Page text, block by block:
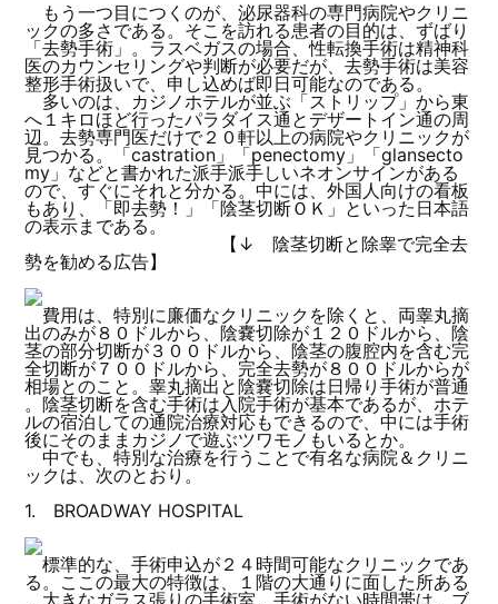
もう一つ目につくのが、泌尿器科の専門病院やクリニ
ックの多さである。そこを訪れる患者の目的は、ずばり
「去勢手術」。ラスベガスの場合、性転換手術は精神科
医のカウンセリングや判断が必要だが、去勢手術は美容
整形手術扱いで、申し込めば即日可能なのである。
多いのは、カジノホテルが並ぶ「ストリップ」から東
へ１キロほど行ったパラダイス通とデザートイン通の周
辺。去勢専門医だけで２０軒以上の病院やクリニックが
見つかる。「castration」「penectomy」「glansecto
my」などと書かれた派手派手しいネオンサインがある
ので、すぐにそれと分かる。中には、外国人向けの看板
もあり、「即去勢！」「陰茎切断ＯＫ」といった日本語
の表示まである。
【↓ 陰茎切断と除睾で完全去
勢を勧める広告】
費用は、特別に廉価なクリニックを除くと、両睾丸摘
出のみが８０ドルから、陰嚢切除が１２０ドルから、陰
茎の部分切断が３００ドルから、陰茎の腹腔内を含む完
全切断が７００ドルから、完全去勢が８００ドルからが
相場とのこと。睾丸摘出と陰嚢切除は日帰り手術が普通
。陰茎切断を含む手術は入院手術が基本であるが、ホテ
ルの宿泊しての通院治療対応もできるので、中には手術
後にそのままカジノで遊ぶツワモノもいるとか。
中でも、特別な治療を行うことで有名な病院＆クリニ
ックは、次のとおり。
1. BROADWAY HOSPITAL
標準的な、手術申込が２４時間可能なクリニックであ
る。ここの最大の特徴は、１階の大通りに面した所ある